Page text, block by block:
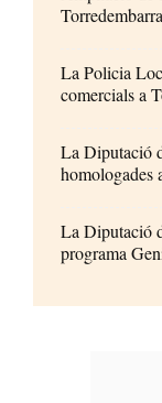
La Policia
comercials a
La Diputació
homologades
La Diputació
programa